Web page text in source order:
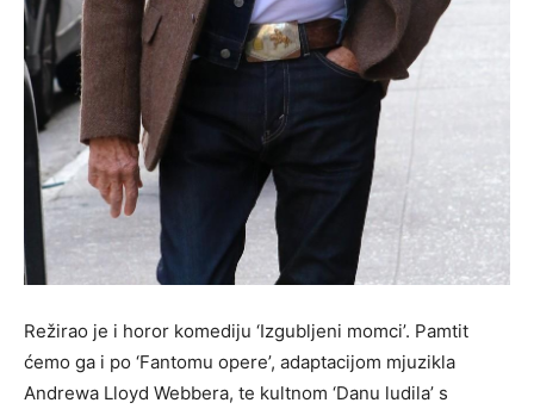
Režirao je i horor komediju ‘Izgubljeni momci’. Pamtit
ćemo ga i po ‘Fantomu opere’, adaptacijom mjuzikla
Andrewa Lloyd Webbera, te kultnom ‘Danu ludila’ s